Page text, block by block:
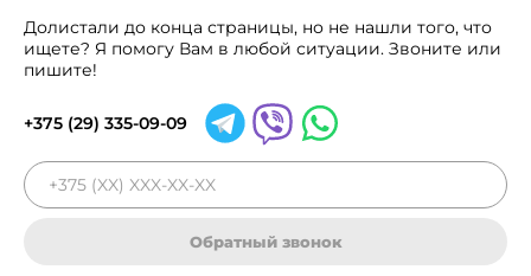
Долистали до конца страницы, но не нашли того, что
ищете? Я помогу Вам в любой ситуации. Звоните или
пишите!
+375 (29) 335-09-09
Обратный звонок